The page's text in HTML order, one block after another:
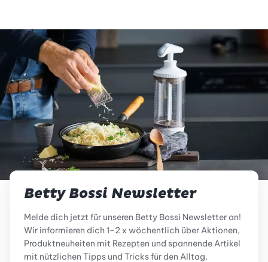
Betty Bossi Newsletter
Melde dich jetzt für unseren Betty Bossi Newsletter an!
Wir informieren dich 1-2 x wöchentlich über Aktionen,
Produktneuheiten mit Rezepten und spannende Artikel
mit nützlichen Tipps und Tricks für den Alltag.